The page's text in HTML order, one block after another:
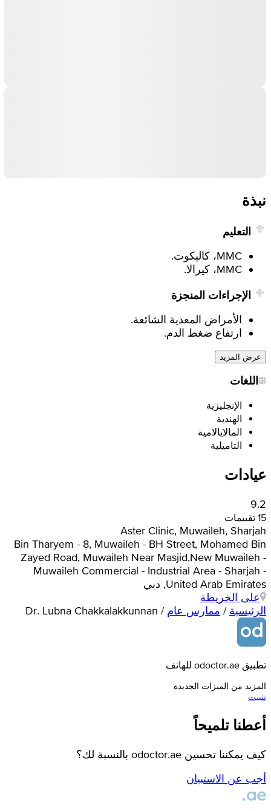
نبذة
التعليم
MMC، كاليكوت.
MMC، كيرالا.
الإجراءات المنجزة
الأمراض المعدية الشائعة.
ارتفاع ضغط الدم.
عرض المزيد
اللغات
الإنجليزية
الهندية
المالايالامية
التاميلية
عيادات
9.2
15 تقييمات
Aster Clinic, Muwaileh, Sharjah
Bin Tharyem - 8, Muwaileh - BH Street, Mohamed Bin
Zayed Road, Muwaileh Near Masjid,New Muwaileh -
Muwaileh Commercial - Industrial Area - Sharjah -
United Arab Emirates, دبي
على الخريطة
الرئيسية / ممارس عام /
Dr. Lubna Chakkalakkunnan
تطبيق odoctor.ae للهاتف
المزيد من الميزات الجديدة
تثبيت
أعطنا تلميحاً
كيف يمكننا تحسين odoctor.ae بالنسبة لك؟
أجب عن الاستبيان